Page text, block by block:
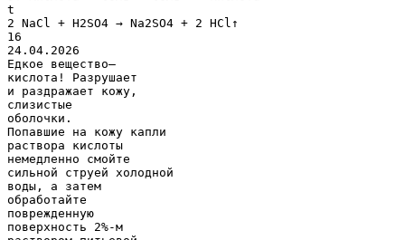
t
2 NaCl + H2SO4 → Na2SO4 + 2 HCl↑
16
24.04.2026
Едкое вещество—
кислота! Разрушает
и раздражает кожу,
слизистые
оболочки.
Попавшие на кожу капли
раствора кислоты
немедленно смойте
сильной струей холодной
воды, а затем
обработайте
поврежденную
поверхность 2%-м